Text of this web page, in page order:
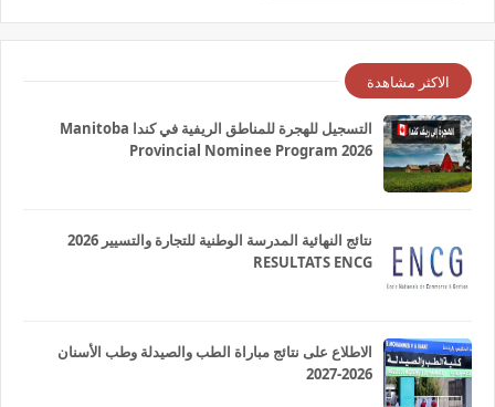
الاكثر مشاهدة
التسجيل للهجرة للمناطق الريفية في كندا Manitoba
Provincial Nominee Program 2026
نتائج النهائية المدرسة الوطنية للتجارة والتسيير 2026
RESULTATS ENCG
الاطلاع على نتائج مباراة الطب والصيدلة وطب الأسنان
2026-2027